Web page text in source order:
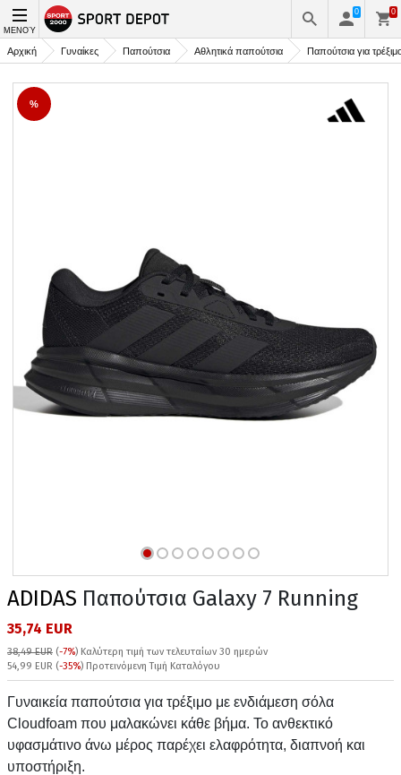
ΜΕΝΟΎ
0 0
Αρχική Γυναίκες Παπούτσια Αθλητικά παπούτσια Παπούτσια για
%
ADIDAS Παπούτσια Galaxy 7 Running
35,74 EUR
38,49 EUR (-7%) Καλύτερη τιμή των τελευταίων 30 ημερών
54,99 EUR (-35%) Προτεινόμενη Τιμή Καταλόγου
Γυναικεία παπούτσια για τρέξιμο με ενδιάμεση σόλα
Cloudfoam που μαλακώνει κάθε βήμα. Το ανθεκτικό
υφασμάτινο άνω μέρος παρέχει ελαφρότητα, διαπνοή και
υποστήριξη.